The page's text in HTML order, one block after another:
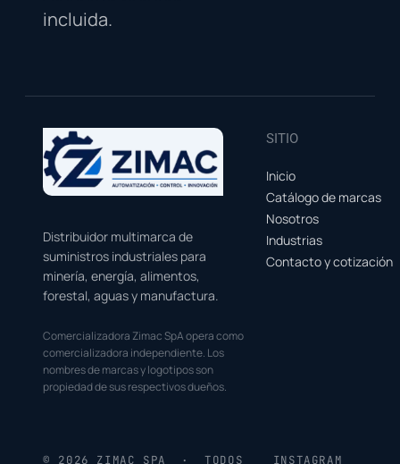
incluida.
Distribuidor multimarca de
suministros industriales para
minería, energía, alimentos,
forestal, aguas y manufactura.
Comercializadora Zimac SpA opera como
comercializadora independiente. Los
nombres de marcas y logotipos son
propiedad de sus respectivos dueños.
SITIO
Inicio
Catálogo de marcas
Nosotros
Industrias
Contacto y cotización
© 2026 ZIMAC SPA · TODOS
INSTAGRAM